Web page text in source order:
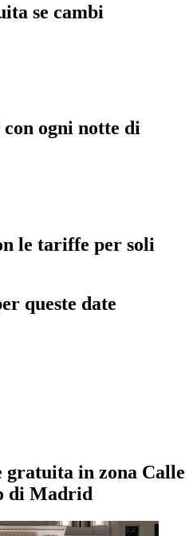
se cambi
ogni notte di
le tariffe per soli
queste date
gratuita in zona Calle
di Madrid